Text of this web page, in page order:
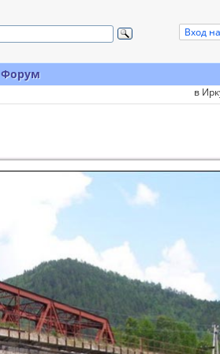
Вход
Форум
в